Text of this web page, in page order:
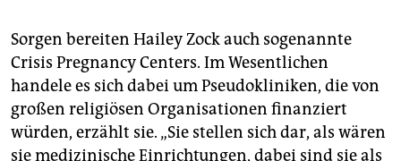
Sorgen bereiten Hailey Zock auch sogenannte
Crisis Pregnancy Centers. Im Wesentlichen
handele es sich dabei um Pseudokliniken, die von
großen reli­giö­sen Organisationen finanziert
würden, erzählt sie. „Sie stellen sich dar, als wären
sie medizinische Einrichtungen, dabei sind sie als